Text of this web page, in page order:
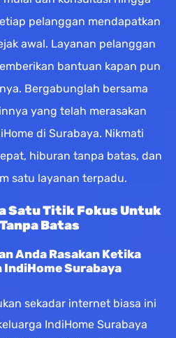
pelanggan mendapatkan
awal. Layanan pelanggan
bantuan kapan pun
Bergabunglah bersama
yang telah merasakan
di Surabaya. Nikmati
hiburan tanpa batas, dan
satu layanan terpadu.
Satu Titik Fokus Untuk
Batas
Anda Rasakan Ketika
IndiHome Surabaya
sekadar internet biasa ini
IndiHome Surabaya